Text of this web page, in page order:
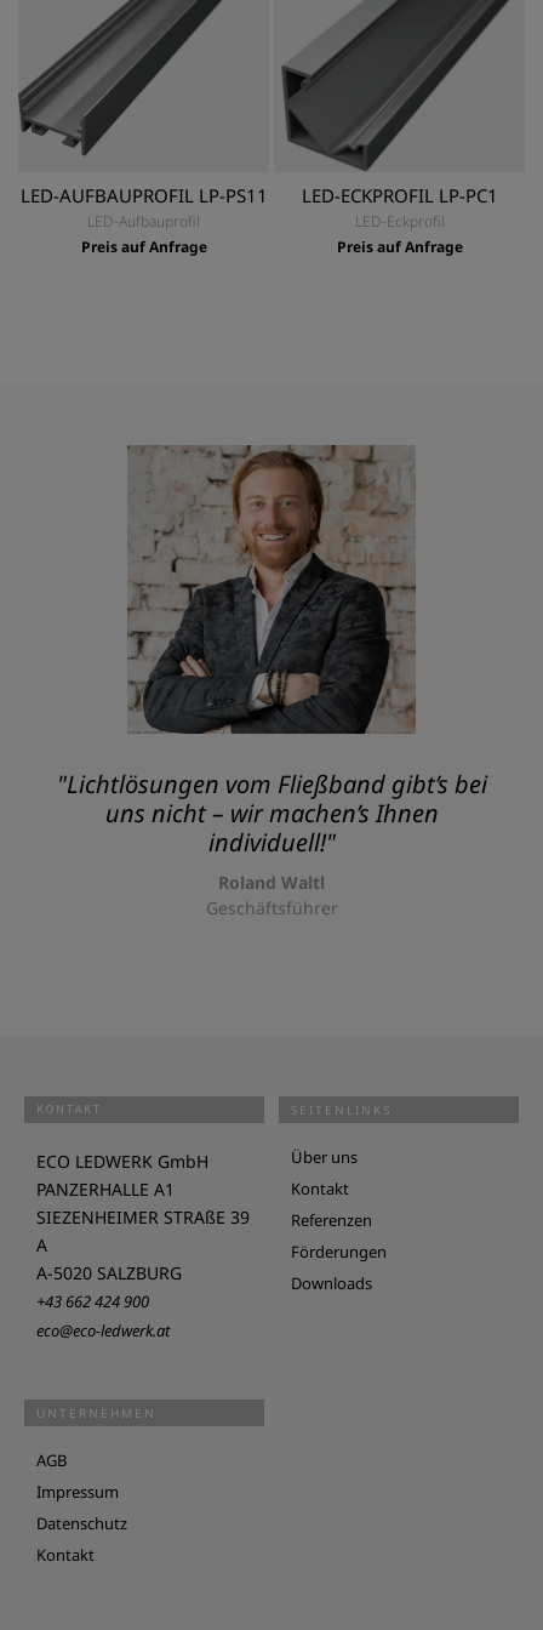
LED-AUFBAUPROFIL LP-PS11
LED-Aufbauprofil
Preis auf Anfrage
LED-ECKPROFIL LP-PC1
LED-Eckprofil
Preis auf Anfrage
"Lichtlösungen vom Fließband gibt’s bei
uns nicht – wir machen’s Ihnen
individuell!"
Roland Waltl
Geschäftsführer
KONTAKT
ECO LEDWERK GmbH
PANZERHALLE A1
SIEZENHEIMER STRAßE 39
A
A-5020 SALZBURG
+43 662 424 900
eco@eco-ledwerk.at
SEITENLINKS
Über uns
Kontakt
Referenzen
Förderungen
Downloads
UNTERNEHMEN
AGB
Impressum
Datenschutz
Kontakt